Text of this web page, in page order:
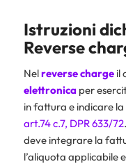
Istruzioni
Reverse
Nelreverse chargeil
elettronicaper
in fattura e indicare
art.74 c.7, DPR 633/72
deve integrare la
l’aliquota applicabile